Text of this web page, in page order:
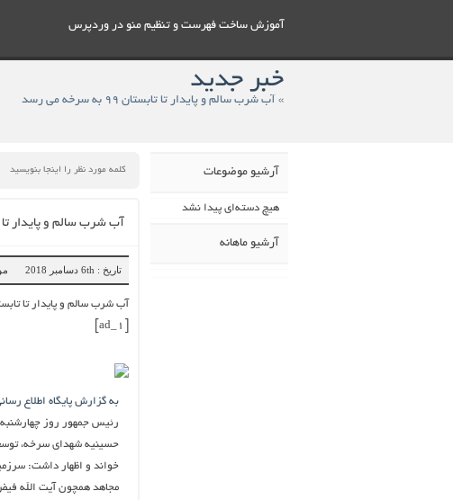
آموزش ساخت فهرست و تنظيم منو در وردپرس
خبر جدید
» آب شرب سالم و پایدار تا تابستان ۹۹ به سرخه می رسد
آب شرب سالم و پایدار تا تابستان ۹۹
تاریخ : 6th دسامبر 2018
آب شرب سالم و پایدار تا تابستان ۹۹ به سرخه
به گزارش پایگاه اطلاع
رئیس جمهور روز
حسینیه شهدای سرخه،
خواند و اظهار داشت:
مجاهد همچون آیت الله
آرشیو موضوعات
هیچ دسته‌ای پیدا نشد
آرشیو ماهانه